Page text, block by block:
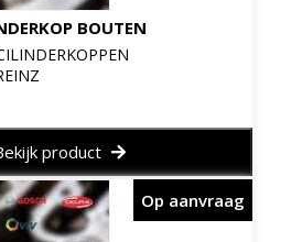
BOUTEN
product
Op aanvraag